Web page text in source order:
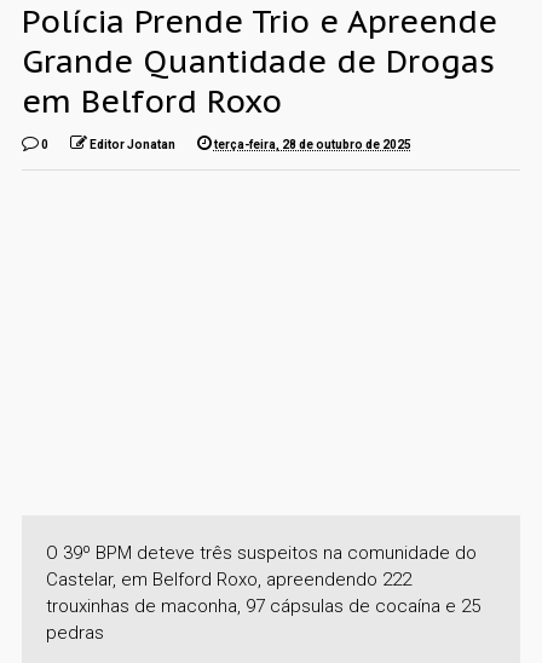
Polícia Prende Trio e Apreende
Grande Quantidade de Drogas
em Belford Roxo
0 Editor Jonatan terça-feira, 28 de outubro de 2025
O 39º BPM deteve três suspeitos na comunidade do
Castelar, em Belford Roxo, apreendendo 222
trouxinhas de maconha, 97 cápsulas de cocaína e 25
pedras